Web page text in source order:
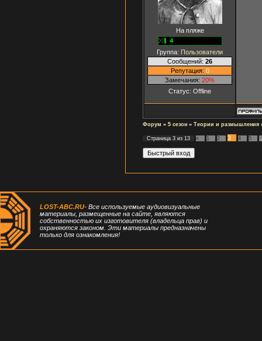
На пляже
Группа: Пользователи
Сообщений: 26
Репутация: 0
Замечания: 20%
Статус: Offline
Форум » 5 сезон » Теории и размышления
Страница 3 из 13 « 1 2 3 4 5
LOST-ABC.RU- Все используемые аудиовизуальные
материалы, размещенные на сайте, являются
собственностью их изготовителя (владельца прав) и
охраняются законом. Эти материалы предназначены
только для ознакомления!